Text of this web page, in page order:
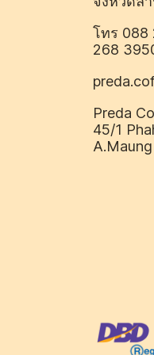
โทร 088
268
Preda
45/1